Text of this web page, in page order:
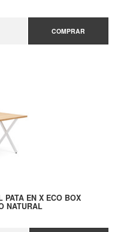
COMPRAR
PATA EN X ECO BOX
NATURAL